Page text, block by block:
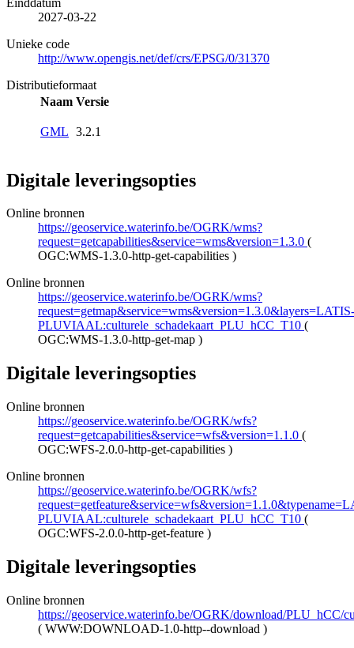
2027-03-22
Unieke code
http://www.opengis.net/def/crs/EPSG/0/31370
Distributieformaat
Naam Versie
GML 3.2.1
Digitale leveringsopties
Online bronnen
https://geoservice.waterinfo.be/OGRK/wms?
request=getcapabilities&service=wms&version=1.3.0 (
OGC:WMS-1.3.0-http-get-capabilities )
Online bronnen
https://geoservice.waterinfo.be/OGRK/wms?
request=getmap&service=wms&version=1.3.0&layers=LATIS-
PLUVIAAL:culturele_schadekaart_PLU_hCC_T10 (
OGC:WMS-1.3.0-http-get-map )
Digitale leveringsopties
Online bronnen
https://geoservice.waterinfo.be/OGRK/wfs?
request=getcapabilities&service=wfs&version=1.1.0 (
OGC:WFS-2.0.0-http-get-capabilities )
Online bronnen
https://geoservice.waterinfo.be/OGRK/wfs?
PLUVIAAL:culturele_schadekaart_PLU_hCC_T10 (
OGC:WFS-2.0.0-http-get-feature )
Digitale leveringsopties
Online bronnen
https://geoservice.waterinfo.be/OGRK/download/PLU_hCC/
( WWW:DOWNLOAD-1.0-http--download )